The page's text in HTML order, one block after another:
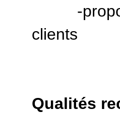
-
clients
Qualités